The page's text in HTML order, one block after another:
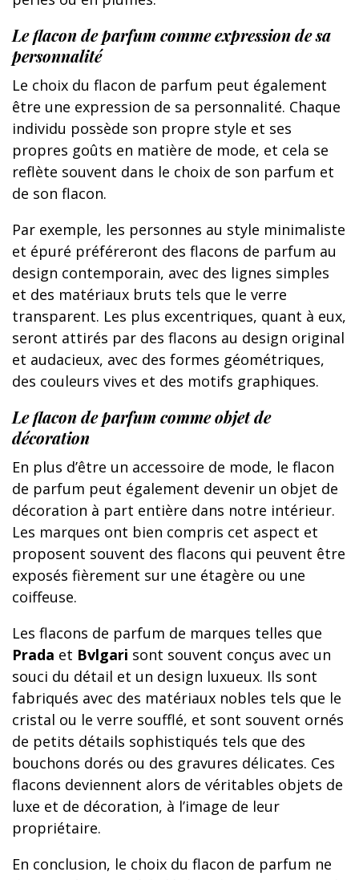
Le flacon de parfum comme expression de sa
personnalité
Le choix du flacon de parfum peut également
être une expression de sa personnalité. Chaque
individu possède son propre style et ses
propres goûts en matière de mode, et cela se
reflète souvent dans le choix de son parfum et
de son flacon.
Par exemple, les personnes au style minimaliste
et épuré préféreront des flacons de parfum au
design contemporain, avec des lignes simples
et des matériaux bruts tels que le verre
transparent. Les plus excentriques, quant à eux,
seront attirés par des flacons au design original
et audacieux, avec des formes géométriques,
des couleurs vives et des motifs graphiques.
Le flacon de parfum comme objet de
décoration
En plus d’être un accessoire de mode, le flacon
de parfum peut également devenir un objet de
décoration à part entière dans notre intérieur.
Les marques ont bien compris cet aspect et
proposent souvent des flacons qui peuvent être
exposés fièrement sur une étagère ou une
coiffeuse.
Les flacons de parfum de marques telles que
Prada et Bvlgari sont souvent conçus avec un
souci du détail et un design luxueux. Ils sont
fabriqués avec des matériaux nobles tels que le
cristal ou le verre soufflé, et sont souvent ornés
de petits détails sophistiqués tels que des
bouchons dorés ou des gravures délicates. Ces
flacons deviennent alors de véritables objets de
luxe et de décoration, à l’image de leur
propriétaire.
En conclusion, le choix du flacon de parfum ne